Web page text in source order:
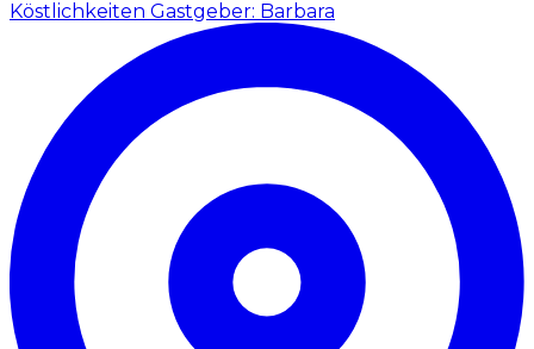
Köstlichkeiten Gastgeber: Barbara